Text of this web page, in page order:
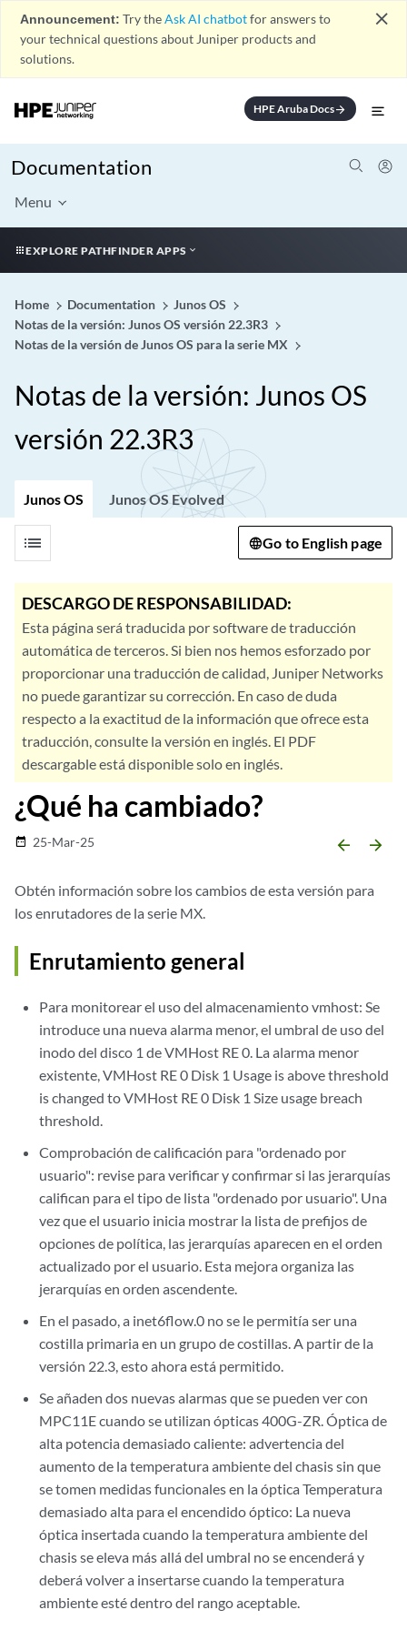
Announcement: Try theAsk AI chatbotfor answers to
your technical questions about Juniper products and
solutions.
close
HPE Aruba Docsarrow_forward
Documentation
Menu
EXPLORE PATHFINDER APPS
Home Documentation
Junos OS
Notas de la versión: Junos OS versión 22.3R3
Notas de la versión de Junos OS para la serie MX
Notas de la versión: Junos OS
versión 22.3R3
Junos OS Junos OS Evolved
list Go to English page
DESCARGO DE RESPONSABILIDAD:
Esta página será traducida por software de traducción
automática de terceros. Si bien nos hemos esforzado por
proporcionar una traducción de calidad, Juniper Networks
no puede garantizar su corrección. En caso de duda
respecto a la exactitud de la información que ofrece esta
traducción, consulte la versión en inglés. El PDF
descargable está disponible solo en inglés.
¿Qué ha cambiado?
date_range 25-Mar-25 arrow_backward arrow_forward
Obtén información sobre los cambios de esta versión para
los enrutadores de la serie MX.
Enrutamiento general
Para monitorear el uso del almacenamiento vmhost: Se
introduce una nueva alarma menor, el umbral de uso del
inodo del disco 1 de VMHost RE 0. La alarma menor
existente, VMHost RE 0 Disk 1 Usage is above threshold
is changed to VMHost RE 0 Disk 1 Size usage breach
threshold.
Comprobación de calificación para "ordenado por
usuario": revise para verificar y confirmar si las jerarquías
califican para el tipo de lista "ordenado por usuario". Una
vez que el usuario inicia mostrar la lista de prefijos de
opciones de política, las jerarquías aparecen en el orden
actualizado por el usuario. Esta mejora organiza las
jerarquías en orden ascendente.
En el pasado, a inet6flow.0 no se le permitía ser una
costilla primaria en un grupo de costillas. A partir de la
versión 22.3, esto ahora está permitido.
Se añaden dos nuevas alarmas que se pueden ver con
MPC11E cuando se utilizan ópticas 400G-ZR. Óptica de
alta potencia demasiado caliente: advertencia del
aumento de la temperatura ambiente del chasis sin que
se tomen medidas funcionales en la óptica Temperatura
demasiado alta para el encendido óptico: La nueva
óptica insertada cuando la temperatura ambiente del
chasis se eleva más allá del umbral no se encenderá y
deberá volver a insertarse cuando la temperatura
ambiente esté dentro del rango aceptable.